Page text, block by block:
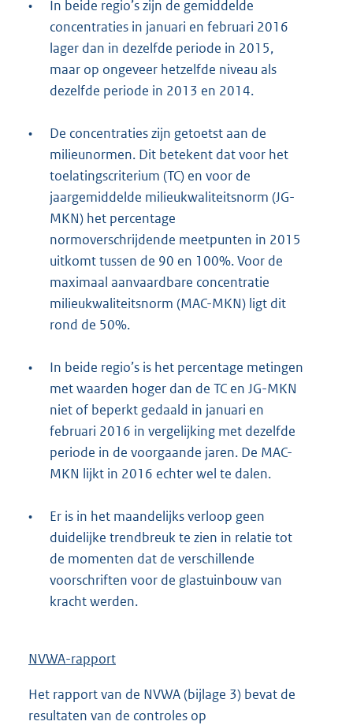
•
In beide regio’s zijn de gemiddelde
concentraties in januari en februari 2016
lager dan in dezelfde periode in 2015,
maar op ongeveer hetzelfde niveau als
dezelfde periode in 2013 en 2014.
•
De concentraties zijn getoetst aan de
milieunormen. Dit betekent dat voor het
toelatingscriterium (TC) en voor de
jaargemiddelde milieukwaliteitsnorm (JG-
MKN) het percentage
normoverschrijdende meetpunten in 2015
uitkomt tussen de 90 en 100%. Voor de
maximaal aanvaardbare concentratie
milieukwaliteitsnorm (MAC-MKN) ligt dit
rond de 50%.
•
In beide regio’s is het percentage metingen
met waarden hoger dan de TC en JG-MKN
niet of beperkt gedaald in januari en
februari 2016 in vergelijking met dezelfde
periode in de voorgaande jaren. De MAC-
MKN lijkt in 2016 echter wel te dalen.
•
Er is in het maandelijks verloop geen
duidelijke trendbreuk te zien in relatie tot
de momenten dat de verschillende
voorschriften voor de glastuinbouw van
kracht werden.
NVWA-rapport
Het rapport van de NVWA (bijlage 3) bevat de
resultaten van de controles op